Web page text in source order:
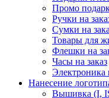
Промо
Ручки на
Сумки на
Товары для
Флешки на
Часы на заказ
Электроника
Нанесение
Вышивка (I,